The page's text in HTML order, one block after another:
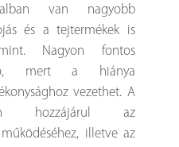
van nagyobb
és a tejtermékek is
Nagyon fontos
mert a hiánya
vezethet. A
hozzájárul az
illetve az